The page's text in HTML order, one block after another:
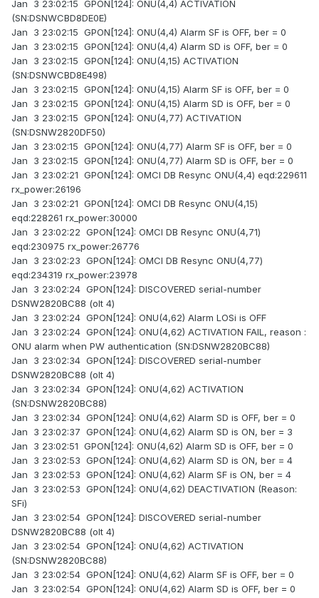
Jan 3 23:02:15 GPON[124]: ONU(4,4) ACTIVATION
(SN:DSNWCBD8DE0E)
Jan 3 23:02:15 GPON[124]: ONU(4,4) Alarm SF is OFF, ber = 0
Jan 3 23:02:15 GPON[124]: ONU(4,4) Alarm SD is OFF, ber = 0
Jan 3 23:02:15 GPON[124]: ONU(4,15) ACTIVATION
(SN:DSNWCBD8E498)
Jan 3 23:02:15 GPON[124]: ONU(4,15) Alarm SF is OFF, ber = 0
Jan 3 23:02:15 GPON[124]: ONU(4,15) Alarm SD is OFF, ber = 0
Jan 3 23:02:15 GPON[124]: ONU(4,77) ACTIVATION
(SN:DSNW2820DF50)
Jan 3 23:02:15 GPON[124]: ONU(4,77) Alarm SF is OFF, ber = 0
Jan 3 23:02:15 GPON[124]: ONU(4,77) Alarm SD is OFF, ber = 0
Jan 3 23:02:21 GPON[124]: OMCI DB Resync ONU(4,4) eqd:229611
rx_power:26196
Jan 3 23:02:21 GPON[124]: OMCI DB Resync ONU(4,15)
eqd:228261 rx_power:30000
Jan 3 23:02:22 GPON[124]: OMCI DB Resync ONU(4,71)
eqd:230975 rx_power:26776
Jan 3 23:02:23 GPON[124]: OMCI DB Resync ONU(4,77)
eqd:234319 rx_power:23978
Jan 3 23:02:24 GPON[124]: DISCOVERED serial-number
DSNW2820BC88 (olt 4)
Jan 3 23:02:24 GPON[124]: ONU(4,62) Alarm LOSi is OFF
Jan 3 23:02:24 GPON[124]: ONU(4,62) ACTIVATION FAIL, reason :
ONU alarm when PW authentication (SN:DSNW2820BC88)
Jan 3 23:02:34 GPON[124]: DISCOVERED serial-number
DSNW2820BC88 (olt 4)
Jan 3 23:02:34 GPON[124]: ONU(4,62) ACTIVATION
(SN:DSNW2820BC88)
Jan 3 23:02:34 GPON[124]: ONU(4,62) Alarm SD is OFF, ber = 0
Jan 3 23:02:37 GPON[124]: ONU(4,62) Alarm SD is ON, ber = 3
Jan 3 23:02:51 GPON[124]: ONU(4,62) Alarm SD is OFF, ber = 0
Jan 3 23:02:53 GPON[124]: ONU(4,62) Alarm SD is ON, ber = 4
Jan 3 23:02:53 GPON[124]: ONU(4,62) Alarm SF is ON, ber = 4
Jan 3 23:02:53 GPON[124]: ONU(4,62) DEACTIVATION (Reason:
SFi)
Jan 3 23:02:54 GPON[124]: DISCOVERED serial-number
DSNW2820BC88 (olt 4)
Jan 3 23:02:54 GPON[124]: ONU(4,62) ACTIVATION
(SN:DSNW2820BC88)
Jan 3 23:02:54 GPON[124]: ONU(4,62) Alarm SF is OFF, ber = 0
Jan 3 23:02:54 GPON[124]: ONU(4,62) Alarm SD is OFF, ber = 0